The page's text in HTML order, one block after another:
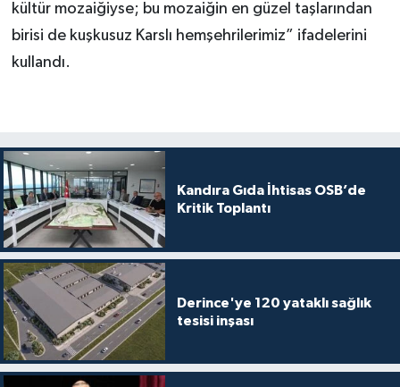
kültür mozaiğiyse; bu mozaiğin en güzel taşlarından
birisi de kuşkusuz Karslı hemşehrilerimiz” ifadelerini
kullandı.
Kandıra Gıda İhtisas OSB’de
Kritik Toplantı
Derince'ye 120 yataklı sağlık
tesisi inşası